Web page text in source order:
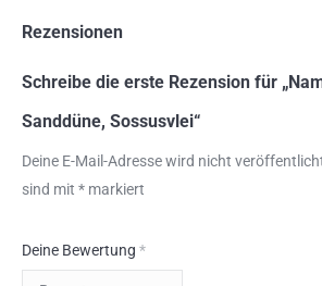
Rezensionen
Schreibe die erste Rezension für
Sanddüne, Sossusvlei“
Deine E-Mail-Adresse wird nicht
sind mit * markiert
Deine Bewertung *